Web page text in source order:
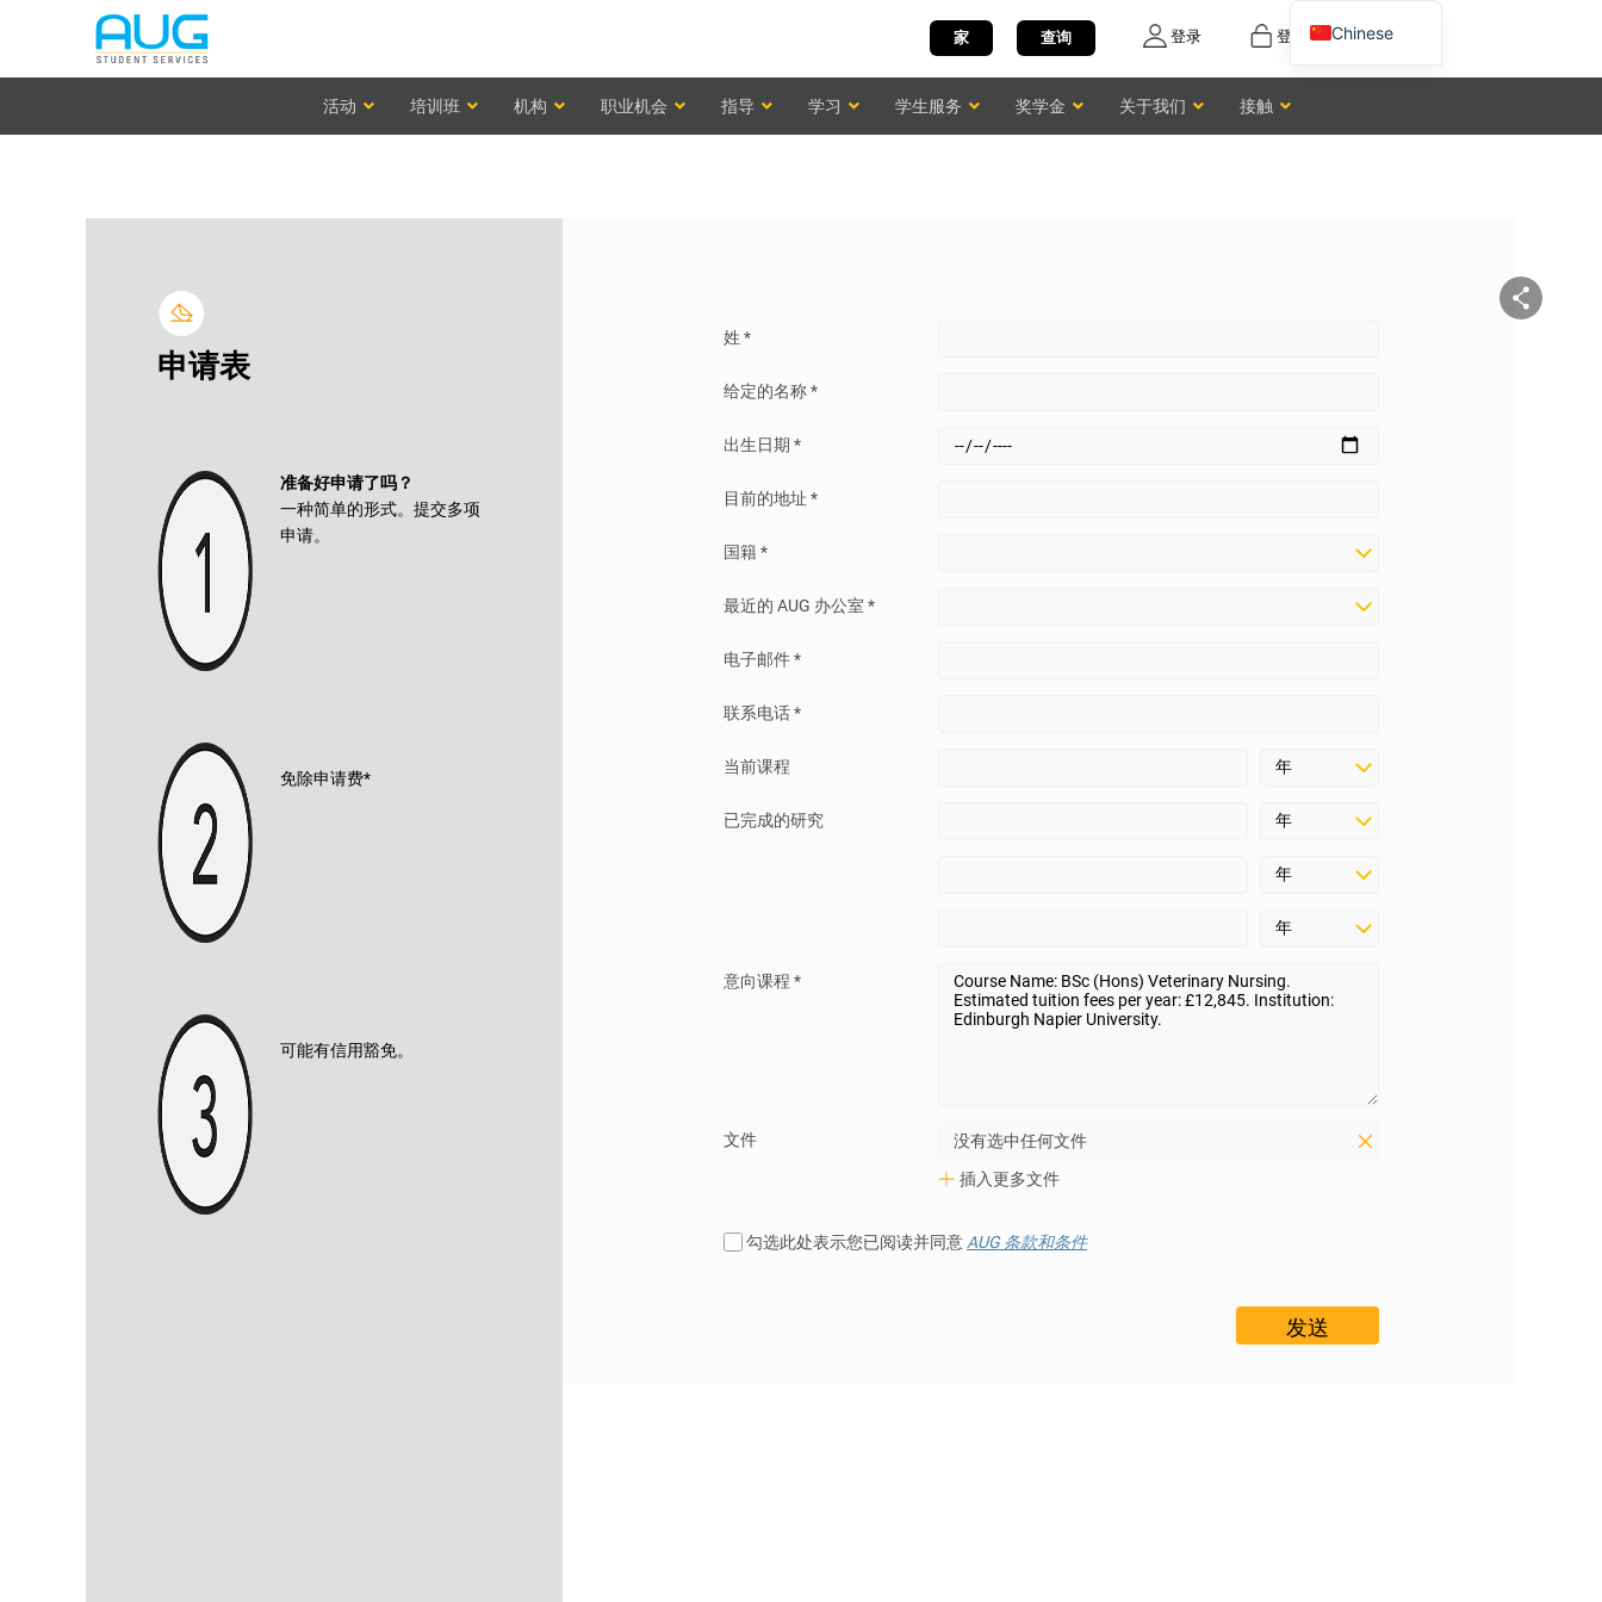
登记
登录
查询
家
活动 培训班 机构 职业机会 指导 学习 学生服务 奖学金 关于我们 接触
申请表
准备好申请了吗？
一种简单的形式。提交多项
申请。
免除申请费*
可能有信用豁免。
姓 *
给定的名称 *
出生日期 *
目前的地址 *
国籍 *
最近的 AUG 办公室 *
电子邮件 *
联系电话 *
当前课程
已完成的研究
意向课程 *
文件
没有选中任何文件
插入更多文件
勾选此处表示您已阅读并同意 AUG 条款和条件
Chinese